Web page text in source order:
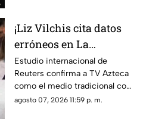
¡Liz Vilchis cita datos
erróneos en La
Mañanera: Estudio de
Reuters confirma
liderazgo de TV Azteca
en alcance y
Estudio internacional de
Reuters confirma a TV Azteca
como el medio tradicional con
mayor alcance y credibilidad
agosto 07, 2026 11:59 p. m.